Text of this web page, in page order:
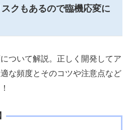
クもあるので臨機応変に
ついて解説。正しく開発してア
な頻度とそのコツや注意点など